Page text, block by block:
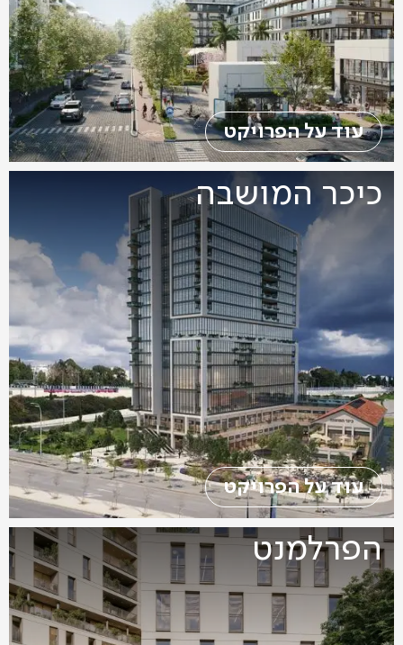
עוד על הפרויקט
כיכר המושבה
עוד על הפרויקט
הפרלמנט